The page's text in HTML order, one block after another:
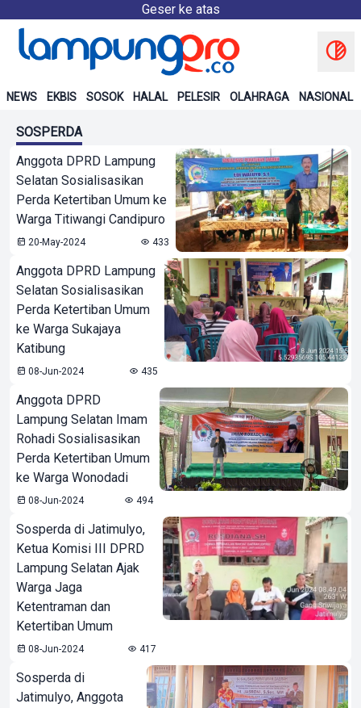
Geser ke atas
NEWS EKBIS SOSOK HALAL PELESIR OLAHRAGA NASIONAL
SOSPERDA
Anggota DPRD Lampung
Selatan Sosialisasikan
Perda Ketertiban Umum ke
Warga Titiwangi Candipuro
20-May-2024 433
Anggota DPRD Lampung
Selatan Sosialisasikan
Perda Ketertiban Umum
ke Warga Sukajaya
Katibung
08-Jun-2024 435
Anggota DPRD
Lampung Selatan Imam
Rohadi Sosialisasikan
Perda Ketertiban Umum
ke Warga Wonodadi
08-Jun-2024 494
Sosperda di Jatimulyo,
Ketua Komisi III DPRD
Lampung Selatan Ajak
Warga Jaga
Ketentraman dan
Ketertiban Umum
08-Jun-2024 417
Sosperda di
Jatimulyo, Anggota